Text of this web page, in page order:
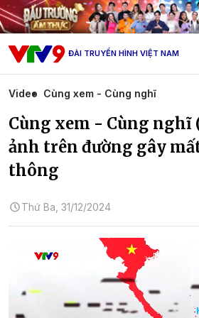
ĐÀI TRUYỀN HÌNH VIỆT NAM
Video Cùng xem - Cùng nghĩ
Cùng xem - Cùng nghĩ
ảnh trên đường gây
thông
Thứ Ba, 31/12/2024